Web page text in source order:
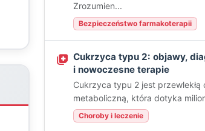
Zrozumien...
Bezpieczeństwo farmakoterapii
Cukrzyca typu 2: objawy,
i nowoczesne terapie
Cukrzyca typu 2 jest przewlekłą
metaboliczną, która dotyka
Choroby i leczenie